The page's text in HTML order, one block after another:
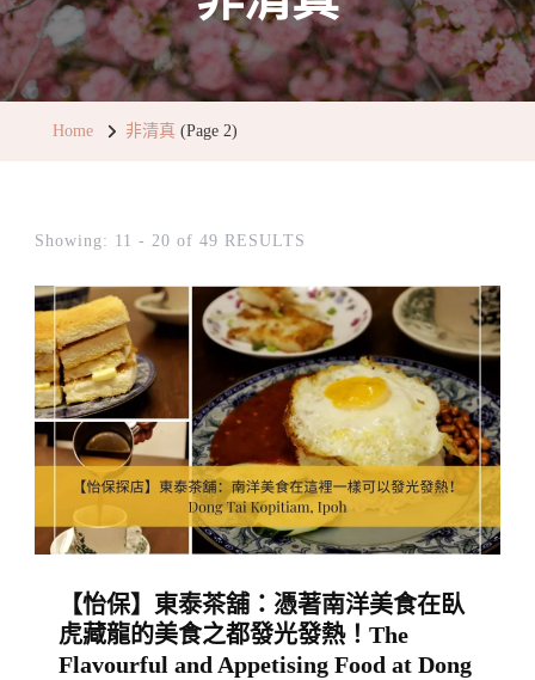
Home 非清真 (Page 2)
Showing: 11 - 20 of 49 RESULTS
【怡保】東泰茶舖：憑著南洋美食在臥
虎藏龍的美食之都發光發熱！The
Flavourful and Appetising Food at Dong